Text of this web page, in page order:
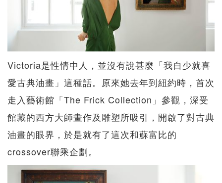
Victoria是性情中人，並沒有說甚麼「我自少就喜
愛古典油畫」這種話。原來她去年到紐約時，首次
走入藝術館「The Frick Collection」參觀，深受
館藏的西方大師畫作及雕塑所吸引，開啟了對古典
油畫的眼界，於是就有了這次和蘇富比的
crossover聯乘企劃。